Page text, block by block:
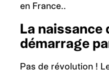
en France..
La naissance
démarrage
Pas de révolution !